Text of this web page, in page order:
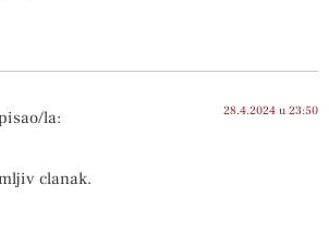
la: 28.4.2024 u 23:50
clanak.